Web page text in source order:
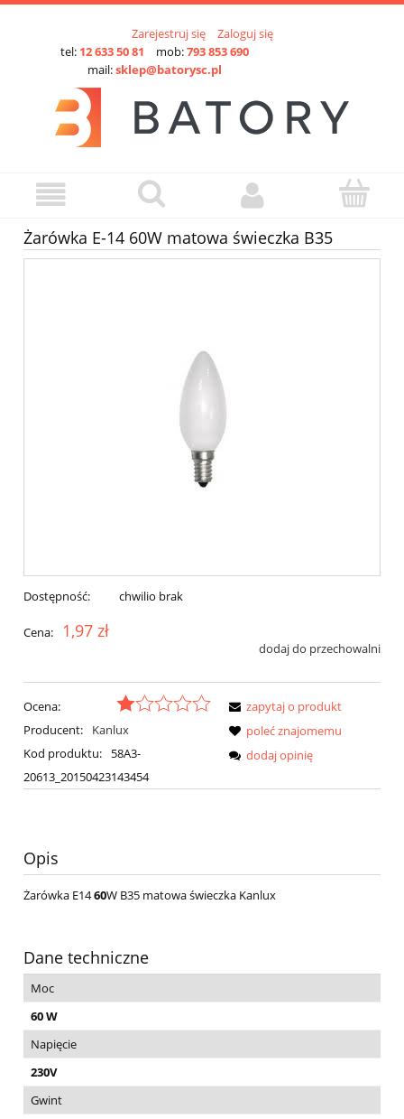
Zarejestruj się
Zaloguj się
tel: 12 633 50 81 mob:793 853 690
mail:sklep@batorysc.pl
Żarówka E-14 60W matowa świeczka B35
Dostępność: chwilio brak
Cena: 1,97 zł
dodaj do przechowalni
Ocena:
Producent:
Kanlux
Kod produktu:
58A3-
20613_20150423143454
zapytaj o produkt
poleć znajomemu
dodaj opinię
Opis
Żarówka E1460W B35 matowa świeczka Kanlux
Dane techniczne
Moc
60 W
Napięcie
230V
Gwint